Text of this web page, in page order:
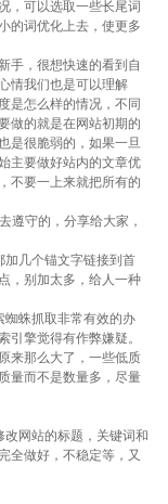
，可以选取一些长尾词
的词优化上去，使更多
手，很想快速的看到自
情我们也是可以理解
是怎么样的情况，不同
做的就是在网站初期的
是很脆弱的，如果一旦
主要做好站内的文章优
不要一上来就把所有的
遵守的，分享给大家，
加几个锚文字链接到首
，别加太多，给人一种
蜘蛛抓取非常有效的办
引擎觉得有作弊嫌疑。
来那么大了，一些低质
量而不是数量多，尽量
网站的标题，关键词和
全做好，不稳定等，又